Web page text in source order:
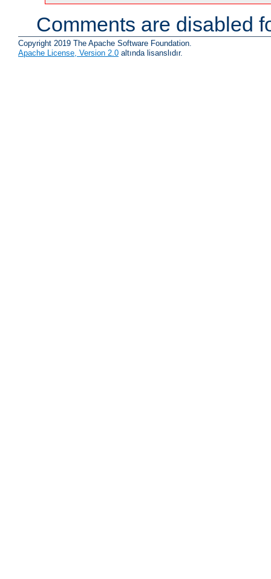
Comments are disabled
Copyright 2019 The Apache Software Foundation.
Apache License, Version 2.0 altında lisanslıdır.